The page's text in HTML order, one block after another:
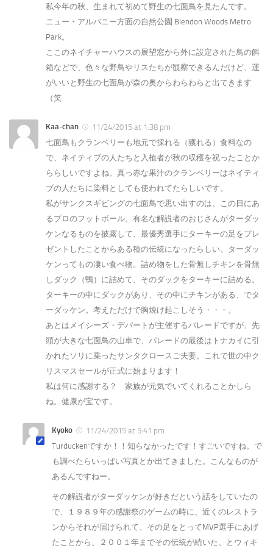
私今年の秋、生まれて初めて野生の七面鳥を見たんです。
ニュー・アルバニー方面の自然公園 Blendon Woods Metro
Park。
ここのネイチャーハウスの展望窓から外に設定された鳥の餌
箱などで、色々な野鳥やリスたちが観察できるんだけど、運
がいいと野生の七面鳥が森の奥からわらわらと出てきます
（笑
Kaa-chan
11/24/2015 at 1:38 pm
七面鳥もクランベリーも地元で採れる（獲れる）食料なの
で、ネイティブの人たちと入植者が秋の収穫を祝ったことか
ららしいですよね。真っ赤な果汁のクランベリーはネイティ
ブの人たちに染料としても使われてたらしいです。
私がサンクスギビングの七面鳥で思い出すのは、この日にあ
るプロのフットボール。有名な解説者のおじさんがターダッ
ケンなるものを披露して、最優秀選手にターキーの足をプレ
ゼントしたことからある種の伝統になったらしい。ターダッ
ケンってもの凄い食べ物。詰め物をした骨無しチキンを骨無
しダック（鴨）に詰めて、そのダックをターキーに詰める。
ターキーの中にダックがあり、その中にチキンがある、でタ
ーダッケン。考えただけで胸焼け起こしそう・・・。
あとはメイシーズ・デパートが主催するパレードですが、先
頭が大きな七面鳥の山車で、パレードの最後はトナカイに引
かれたソリに乗ったサンタクロースご夫妻。これで世の中ク
リスマスセールが正式に始まります！
私は何に感謝する？ 家族が元気でいてくれることかしら
ね。健康が宝です。
Kyoko
11/24/2015 at 5:41 pm
Turduckenですか！！知らなかったです！すごいですね。で
も調べたらいっぱい写真とか出てきました。こんなものが
あるんですねー。
その解説者がターダッケンが好きだという話をしていたの
で、１９８９年の感謝祭のゲームの時に、近くのレストラ
ンからそれが届けられて、その足をとってMVP選手にあげ
たことから、２００１年までその伝統が続いた、とウィキ